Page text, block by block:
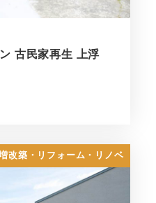
古民家再生 上浮
改築・リフォーム・リノベ